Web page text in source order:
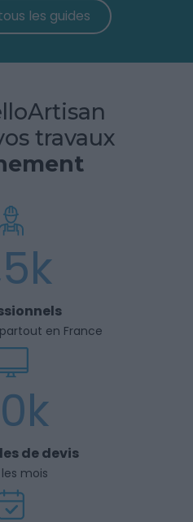
les guides
travaux
en France
de devis
mois